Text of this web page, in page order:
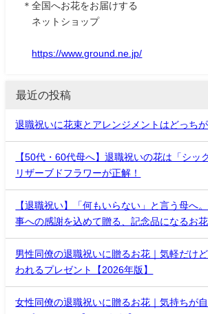
＊全国へお花をお届けする
ネットショップ
https://www.ground.ne.jp/
最近の投稿
退職祝いに花束とアレンジメントはどっち
【50代・60代母へ】退職祝いの花は「シッ
リザーブドフラワーが正解！
【退職祝い】「何もいらない」と言う母へ
事への感謝を込めて贈る、記念品になるお花
男性同僚の退職祝いに贈るお花｜気軽だけ
われるプレゼント【2026年版】
女性同僚の退職祝いに贈るお花｜気持ちが